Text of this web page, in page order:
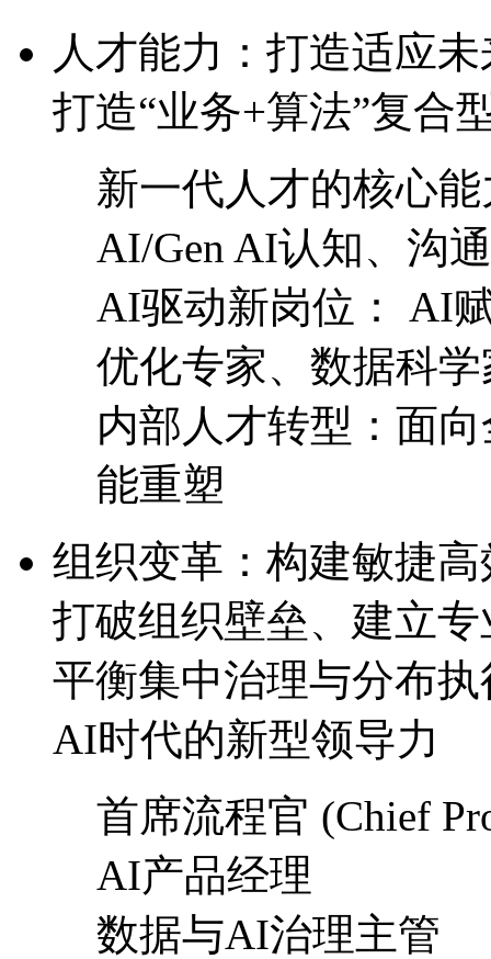
人才能力：打造适应
打造“业务+算法”复合
新一代人才的核心能力
AI/Gen AI认知、沟
AI驱动新岗位： AI
优化专家、数据科
内部人才转型：面向
能重塑
组织变革：构建敏
打破组织壁垒、建立
平衡集中治理与分布
AI时代的新型领导力
首席流程官 (Chief
AI产品经理
数据与AI治理主管